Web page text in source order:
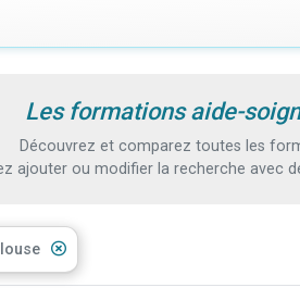
Les formations aide-
Découvrez et comparez toutes les
ajouter ou modifier la recherche avec